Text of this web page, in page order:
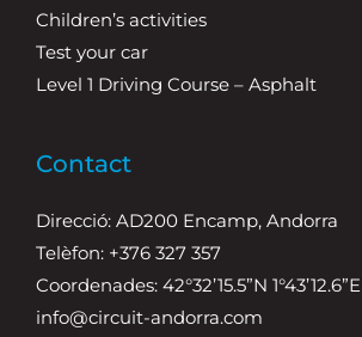
Children’s activities
Test your car
Level 1 Driving Course – Asphalt
Contact
Direcció: AD200 Encamp, Andorra
Telèfon: +376 327 357
Coordenades: 42°32’15.5”N 1°43’12.6”E
info@circuit-andorra.com